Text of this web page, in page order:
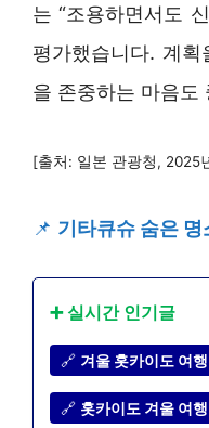
는 “조용하면서도
평가했습니다. 계
을 존중하는 마음도
[출처: 일본 관광청, 2025
📌 기타큐슈 숨은 명
➕ 실시간 인기글
🔗 겨울 홋카이도 여
🔗 홋카이도 겨울 여